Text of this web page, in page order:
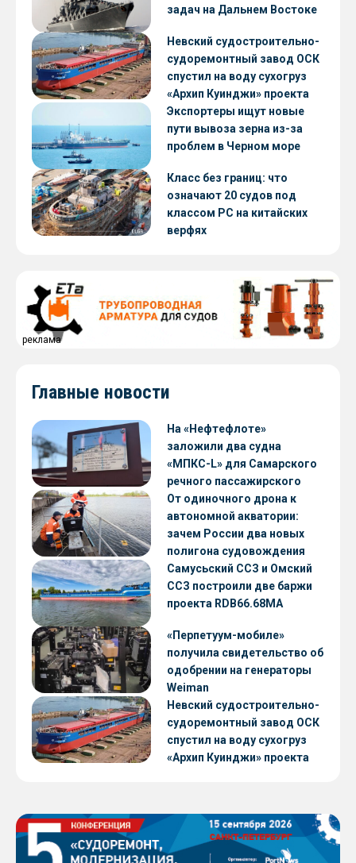
задач на Дальнем Востоке
Невский судостроительно-
судоремонтный завод ОСК
спустил на воду сухогруз
«Архип Куинджи» проекта
RSD59
Экспортеры ищут новые
пути вывоза зерна из-за
проблем в Черном море
Класс без границ: что
означают 20 судов под
классом РС на китайских
верфях
реклама
Главные новости
На «Нефтефлоте»
заложили два судна
«МПКС-L» для Самарского
речного пассажирского
предприятия
От одиночного дрона к
автономной акватории:
зачем России два новых
полигона судовождения
Самусьский ССЗ и Омский
ССЗ построили две баржи
проекта RDB66.68МА
«Перпетуум-мобиле»
получила свидетельство об
одобрении на генераторы
Weiman
Невский судостроительно-
судоремонтный завод ОСК
спустил на воду сухогруз
«Архип Куинджи» проекта